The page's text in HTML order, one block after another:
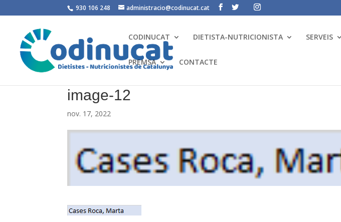
930 106 248 administracio@codinucat.cat
CODINUCAT DIETISTA-NUTRICIONISTA SERVEIS
PREMSA CONTACTE
image-12
nov. 17, 2022